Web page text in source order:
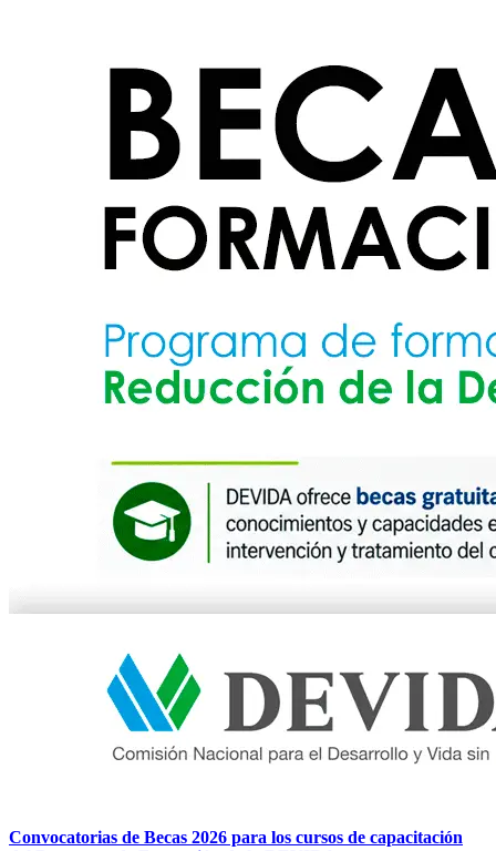
Convocatorias de Becas 2026 para los cursos de capacitación